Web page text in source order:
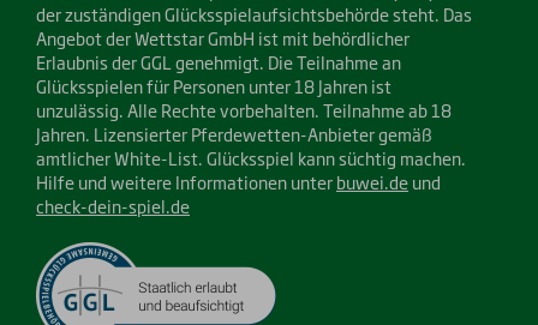
der zuständigen Glücksspielaufsichtsbehörde steht. Das
Angebot der Wettstar GmbH ist mit behördlicher
Erlaubnis der GGL genehmigt. Die Teilnahme an
Glücksspielen für Personen unter 18 Jahren ist
unzulässig. Alle Rechte vorbehalten. Teilnahme ab 18
Jahren. Lizensierter Pferdewetten-Anbieter gemäß
amtlicher White-List. Glücksspiel kann süchtig machen.
Hilfe und weitere Informationen unterbuwei.deund
check-dein-spiel.de